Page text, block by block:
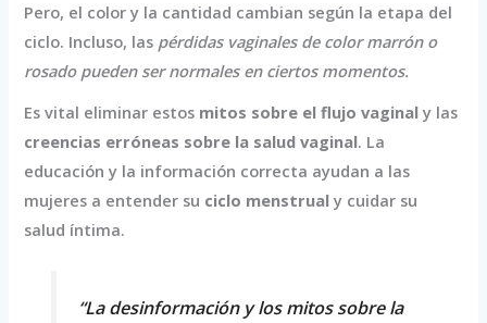
Pero, el color y la cantidad cambian según la etapa del
ciclo. Incluso, las pérdidas vaginales de color marrón o
rosado pueden ser normales en ciertos momentos.
Es vital eliminar estos mitos sobre el flujo vaginal y las
creencias erróneas sobre la salud vaginal. La
educación y la información correcta ayudan a las
mujeres a entender su ciclo menstrual y cuidar su
salud íntima.
“La desinformación y los mitos sobre la